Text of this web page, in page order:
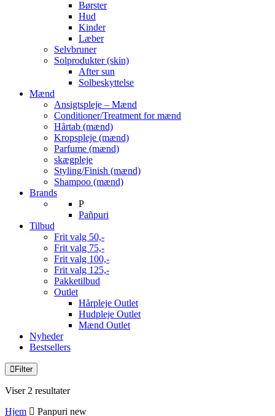
Børster
Hud
Kinder
Læber
Selvbruner
Solprodukter (skin)
After sun
Solbeskyttelse
Mænd
Ansigtspleje – Mænd
Conditioner/Treatment for mænd
Hårtab (mænd)
Kropspleje (mænd)
Parfume (mænd)
skægpleje
Styling/Finish (mænd)
Shampoo (mænd)
Brands
P
Pañpuri
Tilbud
Frit valg 50,-
Frit valg 75,-
Frit valg 100,-
Frit valg 125,-
Pakketilbud
Outlet
Hårpleje Outlet
Hudpleje Outlet
Mænd Outlet
Nyheder
Bestsellers
Filter
Viser 2 resultater
Hjem
Panpuri new